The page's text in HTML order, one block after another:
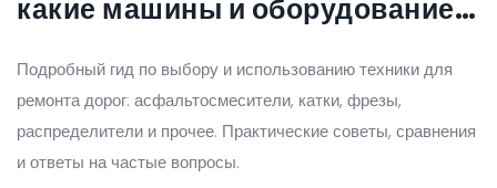
какие машины и оборудование
Подробный гид по выбору и использованию техники для
ремонта дорог: асфальтосмесители, катки, фрезы,
распределители и прочее. Практические советы, сравнения
и ответы на частые вопросы.